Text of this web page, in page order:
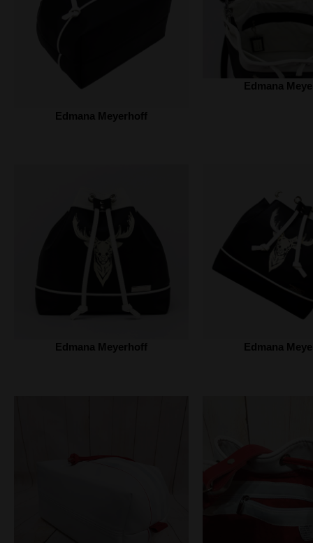
Edmana Meyerhoff
Edmana
Edmana Meyerhoff Edmana